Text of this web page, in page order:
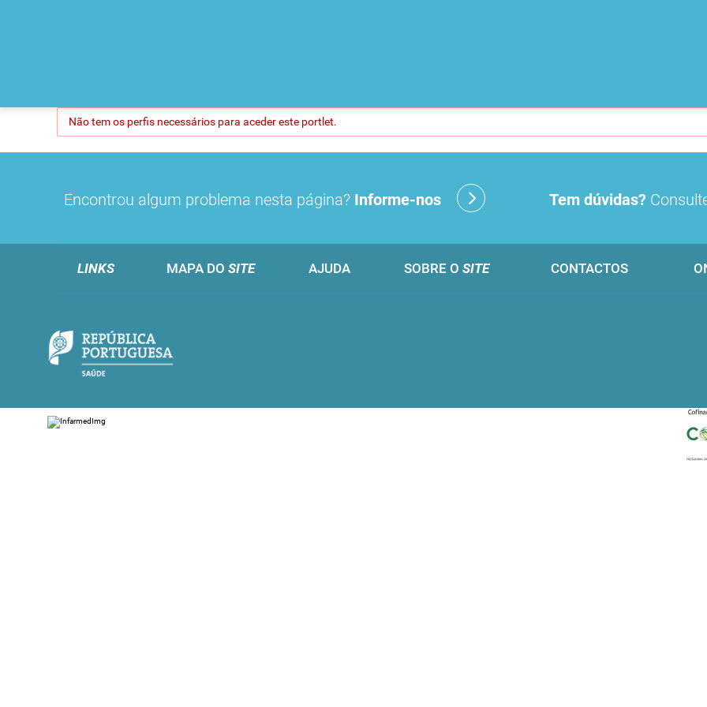
Não tem os perfis necessários para aceder este portlet.
Encontrou algum problema nesta página? Informe-nos Tem dúvidas?
LINKS MAPA DO SITE AJUDA SOBRE O SITE CONTACTOS